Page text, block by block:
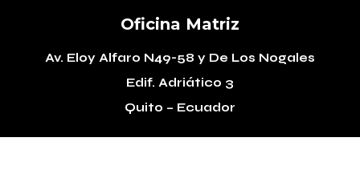
Oficina Matriz
Av. Eloy Alfaro N49-58 y De Los Nogales
Edif. Adriático 3
Quito – Ecuador